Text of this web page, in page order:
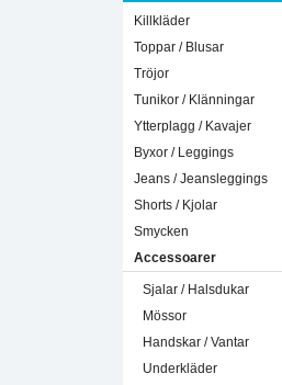
Killkläder
Toppar / Blusar
Tröjor
Tunikor / Klänningar
Ytterplagg / Kavajer
Byxor / Leggings
Jeans / Jeansleggings
Shorts / Kjolar
Smycken
Accessoarer
Sjalar / Halsdukar
Mössor
Handskar / Vantar
Underkläder